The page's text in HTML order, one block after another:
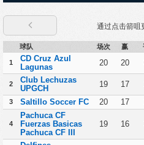
通过点击箭咀
球队 场次 赢
1
CD Cruz Azul
Lagunas
20 20
2
Club Lechuzas
UPGCH
19 17
3 Saltillo Soccer FC 20 17
4
Pachuca CF
Fuerzas Basicas
Pachuca CF III
19 16